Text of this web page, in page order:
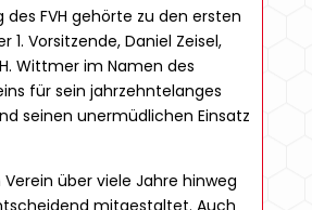
des FVH gehörte zu den ersten
1. Vorsitzende, Daniel Zeisel,
Wittmer im Namen des
für sein jahrzehntelanges
seinen unermüdlichen Einsatz
über viele Jahre hinweg
mitgestaltet. Auch